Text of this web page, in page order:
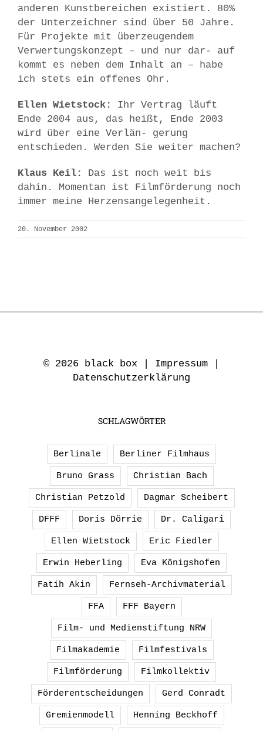
anderen Kunstbereichen existiert. 80%
der Unterzeichner sind über 50 Jahre.
Für Projekte mit überzeugendem
Verwertungskonzept – und nur dar- auf
kommt es neben dem Inhalt an – habe
ich stets ein offenes Ohr.
Ellen Wietstock:
Ihr Vertrag läuft
Ende 2004 aus, das heißt, Ende 2003
wird über eine Verlän- gerung
entschieden. Werden Sie weiter machen?
Klaus Keil: Das ist noch weit bis
dahin. Momentan ist Filmförderung noch
immer meine Herzensangelegenheit.
20. November 2002
© 2026 black box | Impressum
Datenschutzerklärung
SCHLAGWÖRTER
Berlinale Berliner Filmhaus
Bruno Grass Christian Bach
Christian Petzold Dagmar Scheibert
DFFF Doris Dörrie Dr. Caligari
Ellen Wietstock Eric Fiedler
Erwin Heberling Eva Königshofen
Fatih Akin Fernseh-Archivmaterial
FFA FFF Bayern
Film- und Medienstiftung NRW
Filmakademie Filmfestivals
Filmförderung Filmkollektiv
Förderentscheidungen Gerd Conradt
Gremienmodell Henning Beckhoff